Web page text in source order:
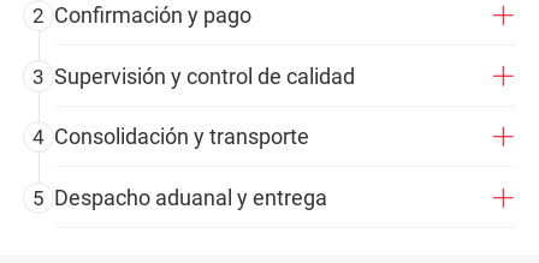
2 Confirmación y pago
3 Supervisión y control de calidad
4 Consolidación y transporte
5 Despacho aduanal y entrega